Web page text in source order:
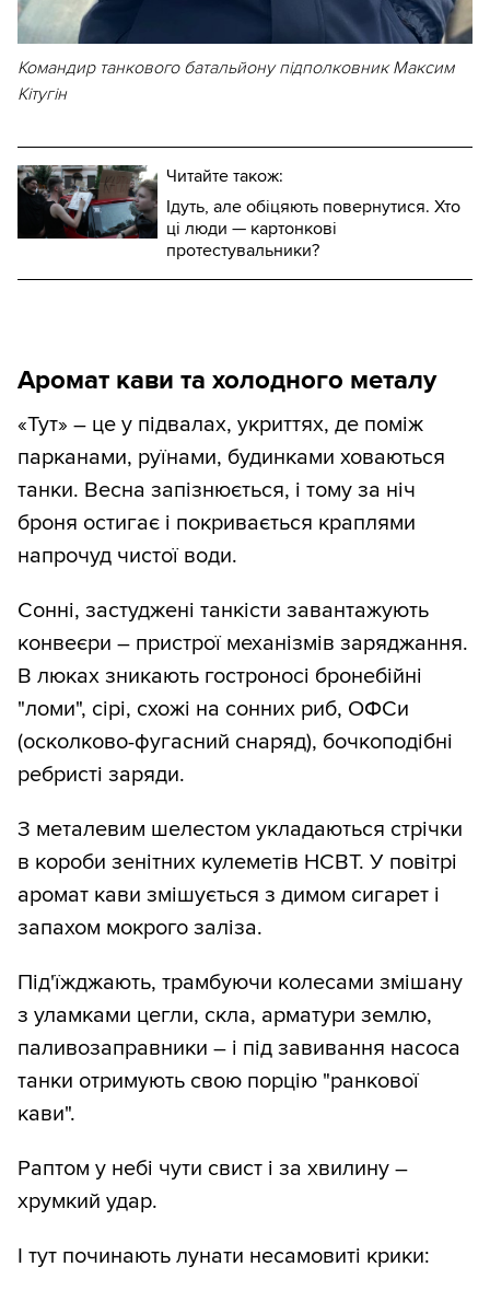
Командир танкового батальйону підполковник Максим
Кітугін
Читайте також:
Ідуть, але обіцяють повернутися. Хто
ці люди — картонкові
протестувальники?
Аромат кави та холодного металу
«Тут» – це у підвалах, укриттях, де поміж
парканами, руїнами, будинками ховаються
танки. Весна запізнюється, і тому за ніч
броня остигає і покривається краплями
напрочуд чистої води.
Сонні, застуджені танкісти завантажують
конвеєри – пристрої механізмів заряджання.
В люках зникають гостроносі бронебійні
"ломи", сірі, схожі на сонних риб, ОФСи
(осколково-фугасний снаряд), бочкоподібні
ребристі заряди.
З металевим шелестом укладаються стрічки
в короби зенітних кулеметів НСВТ. У повітрі
аромат кави змішується з димом сигарет і
запахом мокрого заліза.
Під'їжджають, трамбуючи колесами змішану
з уламками цегли, скла, арматури землю,
паливозаправники – і під завивання насоса
танки отримують свою порцію "ранкової
кави".
Раптом у небі чути свист і за хвилину –
хрумкий удар.
І тут починають лунати несамовиті крики: